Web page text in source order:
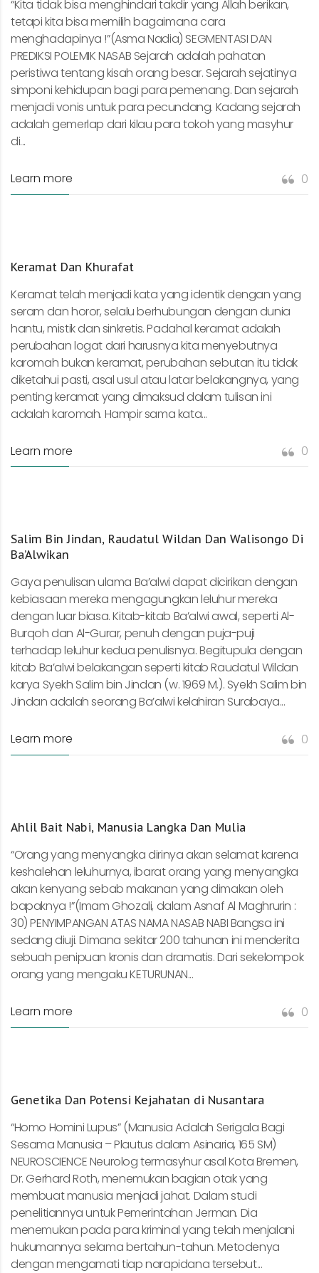
“Kita tidak bisa menghindari takdir yang Allah berikan,
tetapi kita bisa memilih bagaimana cara
menghadapinya !”(Asma Nadia) SEGMENTASI DAN
PREDIKSI POLEMIK NASAB Sejarah adalah pahatan
peristiwa tentang kisah orang besar. Sejarah sejatinya
simponi kehidupan bagi para pemenang. Dan sejarah
menjadi vonis untuk para pecundang. Kadang sejarah
adalah gemerlap dari kilau para tokoh yang masyhur
di...
Learn more 0
Keramat Dan Khurafat
Keramat telah menjadi kata yang identik dengan yang
seram dan horor, selalu berhubungan dengan dunia
hantu, mistik dan sinkretis. Padahal keramat adalah
perubahan logat dari harusnya kita menyebutnya
karomah bukan keramat, perubahan sebutan itu tidak
diketahui pasti, asal usul atau latar belakangnya, yang
penting keramat yang dimaksud dalam tulisan ini
adalah karomah. Hampir sama kata...
Learn more 0
Salim Bin Jindan, Raudatul Wildan Dan Walisongo Di
Ba’Alwikan
Gaya penulisan ulama Ba’alwi dapat dicirikan dengan
kebiasaan mereka mengagungkan leluhur mereka
dengan luar biasa. Kitab-kitab Ba’alwi awal, seperti Al-
Burqoh dan Al-Gurar, penuh dengan puja-puji
terhadap leluhur kedua penulisnya. Begitupula dengan
kitab Ba’alwi belakangan seperti kitab Raudatul Wildan
karya Syekh Salim bin Jindan (w. 1969 M.). Syekh Salim bin
Jindan adalah seorang Ba’alwi kelahiran Surabaya...
Learn more 0
Ahlil Bait Nabi, Manusia Langka Dan Mulia
“Orang yang menyangka dirinya akan selamat karena
keshalehan leluhurnya, ibarat orang yang menyangka
akan kenyang sebab makanan yang dimakan oleh
bapaknya !”(Imam Ghozali, dalam Asnaf Al Maghrurin :
30) PENYIMPANGAN ATAS NAMA NASAB NABI Bangsa ini
sedang diuji. Dimana sekitar 200 tahunan ini menderita
sebuah penipuan kronis dan dramatis. Dari sekelompok
orang yang mengaku KETURUNAN...
Learn more 0
Genetika Dan Potensi Kejahatan di Nusantara
“Homo Homini Lupus” (Manusia Adalah Serigala Bagi
Sesama Manusia – Plautus dalam Asinaria, 165 SM)
NEUROSCIENCE Neurolog termasyhur asal Kota Bremen,
Dr. Gerhard Roth, menemukan bagian otak yang
membuat manusia menjadi jahat. Dalam studi
penelitiannya untuk Pemerintahan Jerman. Dia
menemukan pada para kriminal yang telah menjalani
hukumannya selama bertahun-tahun. Metodenya
dengan mengamati tiap narapidana tersebut...